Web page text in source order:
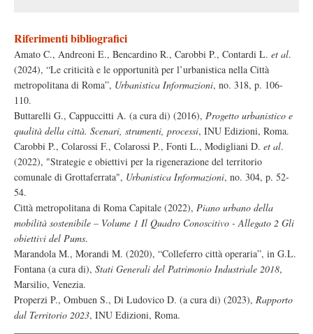
Riferimenti bibliografici
Amato C., Andreoni E., Bencardino R., Carobbi P., Contardi L. et al.
(2024), “Le criticità e le opportunità per l’urbanistica nella Città
metropolitana di Roma”, Urbanistica Informazioni, no. 318, p. 106-
110.
Buttarelli G., Cappuccitti A. (a cura di) (2016), Progetto urbanistico e
qualità della città. Scenari, strumenti, processi, INU Edizioni, Roma.
Carobbi P., Colarossi F., Colarossi P., Fonti L., Modigliani D. et al.
(2022), "Strategie e obiettivi per la rigenerazione del territorio
comunale di Grottaferrata", Urbanistica Informazioni, no. 304, p. 52-
54.
Città metropolitana di Roma Capitale (2022), Piano urbano della
mobilità sostenibile – Volume 1 Il Quadro Conoscitivo - Allegato 2 Gli
obiettivi del Pums.
Marandola M., Morandi M. (2020), “Colleferro città operaria”, in G.L.
Fontana (a cura di), Stati Generali del Patrimonio Industriale 2018,
Marsilio, Venezia.
Properzi P., Ombuen S., Di Ludovico D. (a cura di) (2023), Rapporto
dal Territorio 2023, INU Edizioni, Roma.